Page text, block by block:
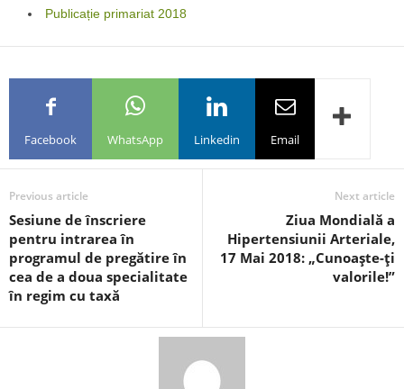
Publicație primariat 2018
Facebook WhatsApp Linkedin Email
Previous article
Sesiune de înscriere
pentru intrarea în
programul de pregătire în
cea de a doua specialitate
în regim cu taxă
Next article
Ziua Mondială a
Hipertensiunii Arteriale,
17 Mai 2018: „Cunoaşte-ţi
valorile!”